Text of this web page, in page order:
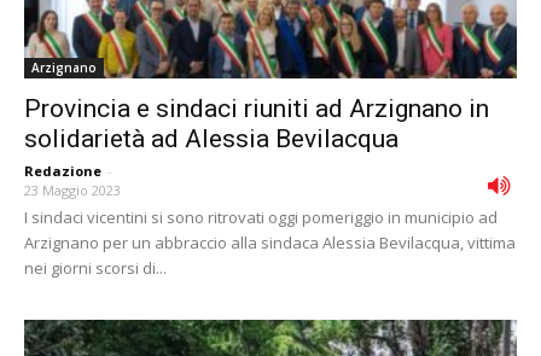
Arzignano
Provincia e sindaci riuniti ad Arzignano in
solidarietà ad Alessia Bevilacqua
Redazione -
23 Maggio 2023
I sindaci vicentini si sono ritrovati oggi pomeriggio in municipio ad
Arzignano per un abbraccio alla sindaca Alessia Bevilacqua, vittima
nei giorni scorsi di...